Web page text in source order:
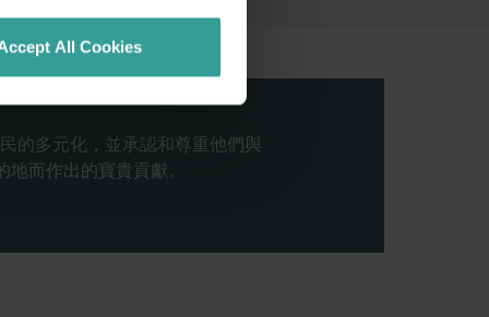
All Cookies
的多元化，並承認和尊重他們與
而作出的寶貴貢獻。